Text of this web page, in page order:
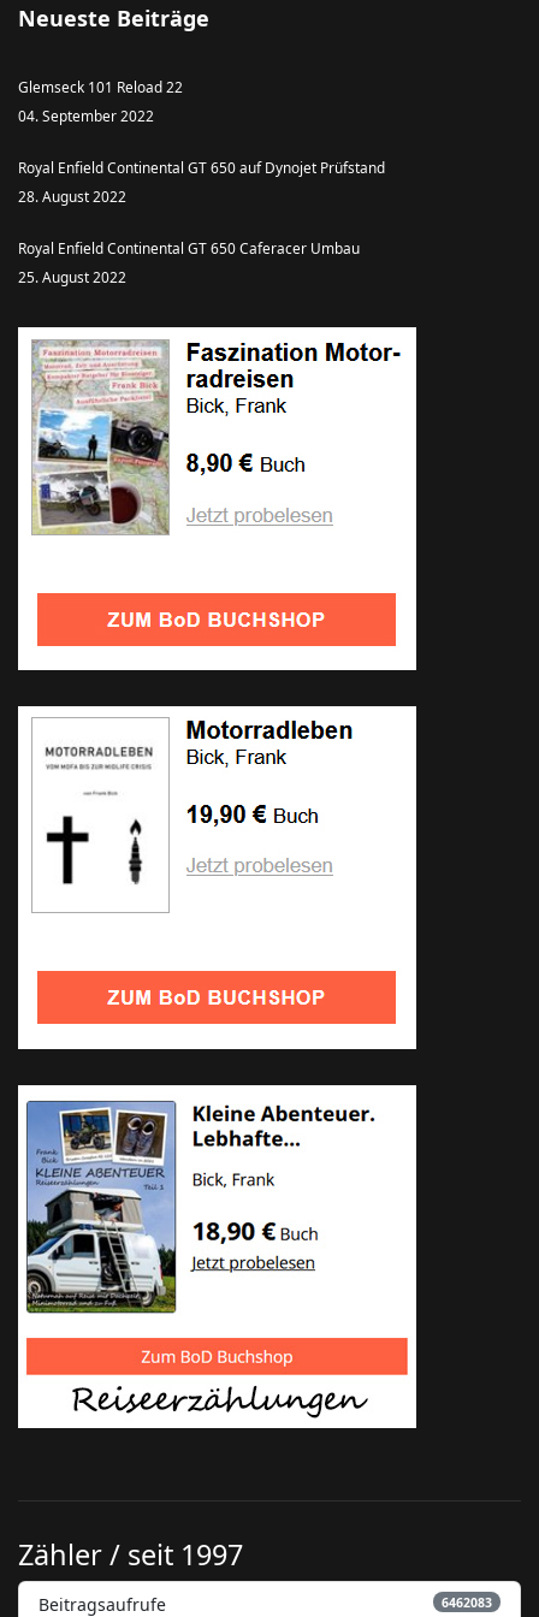
Neueste Beiträge
Glemseck 101 Reload 22
04. September 2022
Royal Enfield Continental GT 650 auf Dynojet Prüfstand
28. August 2022
Royal Enfield Continental GT 650 Caferacer Umbau
25. August 2022
Zähler / seit 1997
Beitragsaufrufe 6462083